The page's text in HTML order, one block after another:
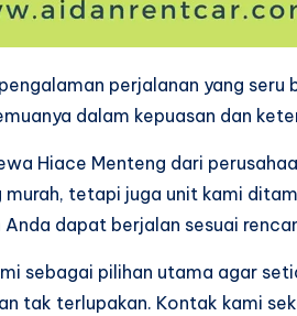
perjalanan yang
dalam kepuasan dan
Hiace Menteng dari
murah, tetapi juga unit kami
Anda dapat berjalan sesuai
sebagai pilihan utama agar
tak terlupakan. Kontak kami